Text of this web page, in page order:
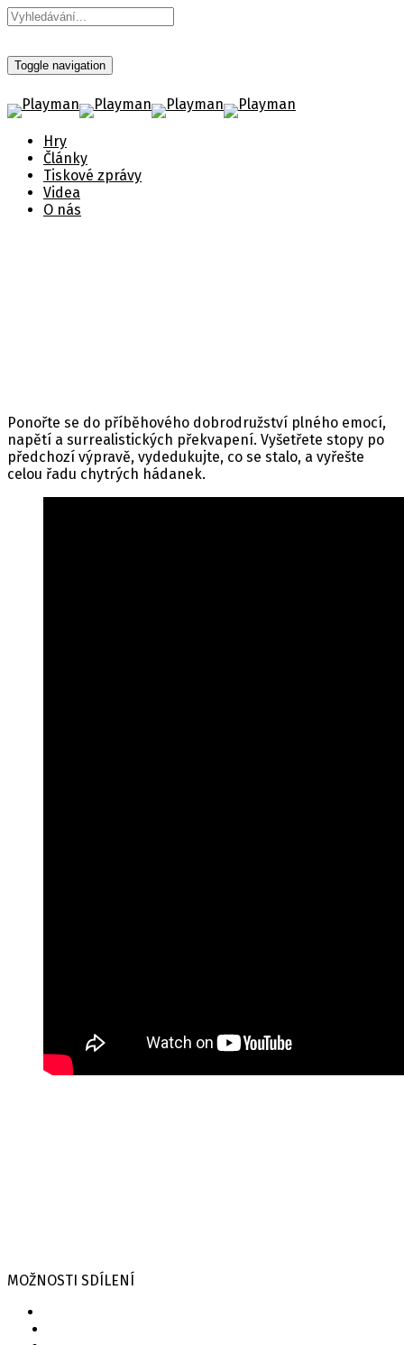
Toggle navigation
Hry
Články
Tiskové zprávy
Videa
O nás
Ponořte se do příběhového dobrodružství plného emocí,
napětí a surrealistických překvapení. Vyšetřete stopy po
předchozí výpravě, vydedukujte, co se stalo, a vyřešte
celou řadu chytrých hádanek.
MOŽNOSTI SDÍLENÍ